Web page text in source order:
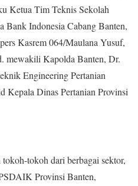
Ketua Tim Teknis Sekolah
Bank Indonesia Cabang Banten,
Kasrem 064/Maulana Yusuf,
mewakili Kapolda Banten, Dr.
Engineering Pertanian
Kepala Dinas Pertanian Provinsi
tokoh dari berbagai sektor,
Provinsi Banten,